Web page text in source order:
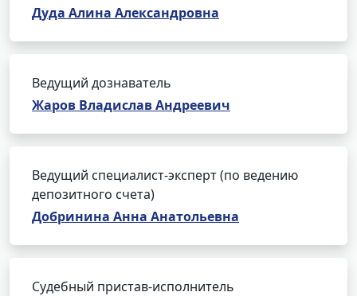
Дуда Алина Александровна
Ведущий дознаватель
Жаров Владислав Андреевич
Ведущий специалист-эксперт (по ведению
депозитного счета)
Добринина Анна Анатольевна
Судебный пристав-исполнитель